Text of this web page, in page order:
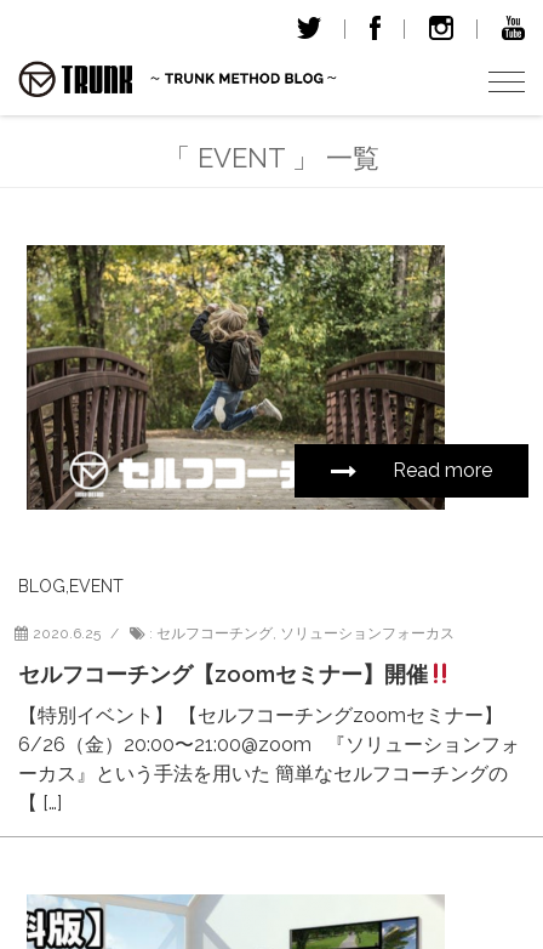
T
o
o
「 EVENT 」 一覧
Read more
BLOG,EVENT
2020.6.25 : セルフコーチング, ソリューションフォーカス
セルフコーチング【zoomセミナー】開催
【特別イベント】 【セルフコーチングzoomセミナー】
6/26（金）20:00〜21:00@zoom 『ソリューションフォ
ーカス』という手法を用いた 簡単なセルフコーチングの
【 […]